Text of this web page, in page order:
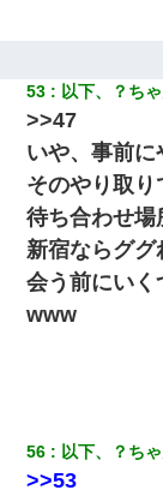
53 以下、？ち
>>47
いや、事前
そのやり取
待ち合わせ
新宿ならグ
会う前にいく
www
56 以下、？ち
>>53